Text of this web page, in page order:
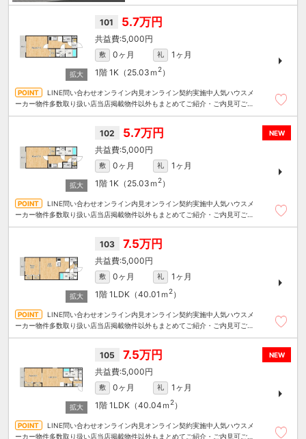
101 5.7万円
5,000円
敷 0ヶ月 礼
1ヶ月
1階 1K（25.03ｍ 2）
LINE問い合わせオンライン内見オンライン契約実施中人気ハウスメ
ーカー物件多数取り扱い店当店掲載物件以外もまとめてご紹介・ご内見可ご予
NEW
102 5.7万円
5,000円
敷 0ヶ月 礼
1ヶ月
1階 1K（25.03ｍ 2）
LINE問い合わせオンライン内見オンライン契約実施中人気ハウスメ
ーカー物件多数取り扱い店当店掲載物件以外もまとめてご紹介・ご内見可ご予
103 7.5万円
5,000円
敷 0ヶ月 礼
1ヶ月
1階 1LDK（40.01ｍ 2）
LINE問い合わせオンライン内見オンライン契約実施中人気ハウスメ
ーカー物件多数取り扱い店当店掲載物件以外もまとめてご紹介・ご内見可ご予
NEW
105 7.5万円
5,000円
敷 0ヶ月 礼
1ヶ月
1階 1LDK（40.04ｍ 2）
LINE問い合わせオンライン内見オンライン契約実施中人気ハウスメ
ーカー物件多数取り扱い店当店掲載物件以外もまとめてご紹介・ご内見可ご予